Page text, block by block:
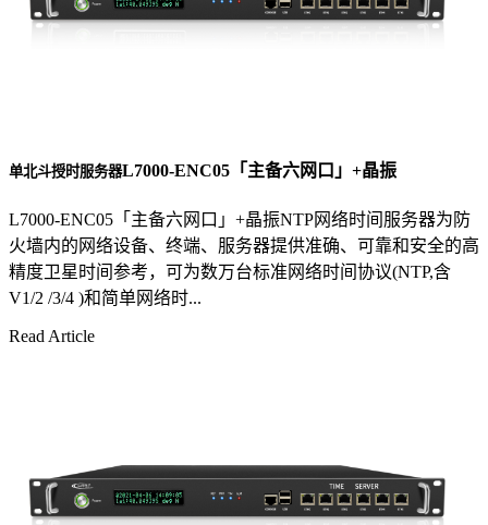
单北斗授时服务器L7000-ENC05「主备六网口」+晶振
L7000-ENC05「主备六网口」+晶振NTP网络时间服务器为防
火墙内的网络设备、终端、服务器提供准确、可靠和安全的高
精度卫星时间参考，可为数万台标准网络时间协议(NTP,含
V1/2 /3/4 )和简单网络时...
Read Article